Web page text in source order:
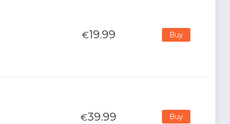
€19.99 Buy
€39.99 Buy